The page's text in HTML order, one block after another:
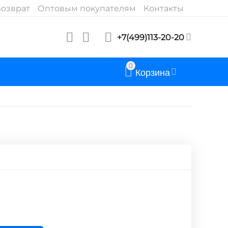
Оптовым покупателям Контакты
+7(499)113-20-20
0 Корзина